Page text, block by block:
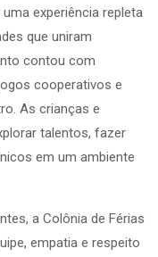
experiência repleta
que uniram
contou com
cooperativos e
As crianças e
talentos, fazer
em um ambiente
a Colônia de Férias
empatia e respeito